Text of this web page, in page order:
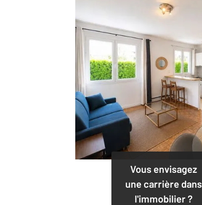
Vous envisagez
une carrière dans
l'immobilier ?